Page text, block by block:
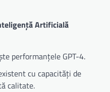
Artificială
performanțele GPT-4.
cu capacități de
calitate.